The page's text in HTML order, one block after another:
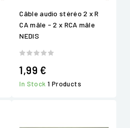
Câble audio stéréo 2 x R
CA mâle - 2 x RCA mâle
NEDIS
1,99 €
In Stock1 Products